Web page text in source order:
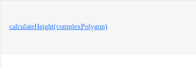
calculateHeight(complexPolygon)